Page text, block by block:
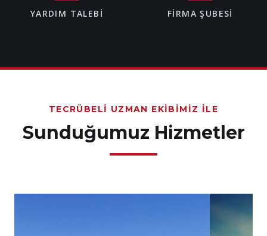
YARDIM TALEBI FIRMA ŞUBESI
TECRÜBELI UZMAN EKIBIMIZ İLE
Sunduğumuz Hizmetler